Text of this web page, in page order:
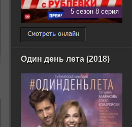
5 сезон 8 серия
Один день лета (2018)